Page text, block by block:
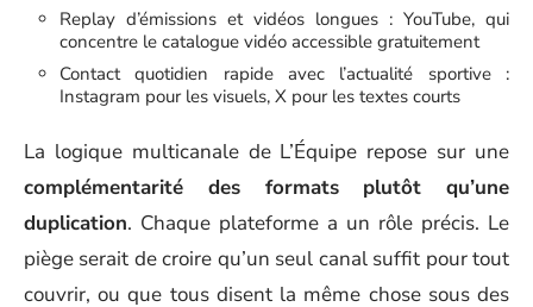
Replay d’émissions et vidéos longues : YouTube, qui
concentre le catalogue vidéo accessible gratuitement
Contact quotidien rapide avec l’actualité sportive :
Instagram pour les visuels, X pour les textes courts
La logique multicanale de L’Équipe repose sur une
complémentarité des formats plutôt qu’une
duplication. Chaque plateforme a un rôle précis. Le
piège serait de croire qu’un seul canal suffit pour tout
couvrir, ou que tous disent la même chose sous des